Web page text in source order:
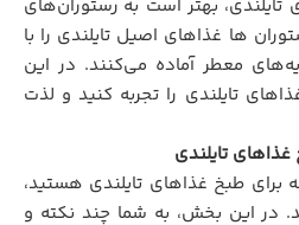
تایلندی، بهتر است به رستوران‌های
ها غذاهای اصیل تایلندی را با
معطر آماده می‌کنند. در این
تایلندی را تجربه کنید و لذت
غذاهای تایلندی
برای طبخ غذاهای تایلندی هستید،
در این بخش، به شما چند نکته و